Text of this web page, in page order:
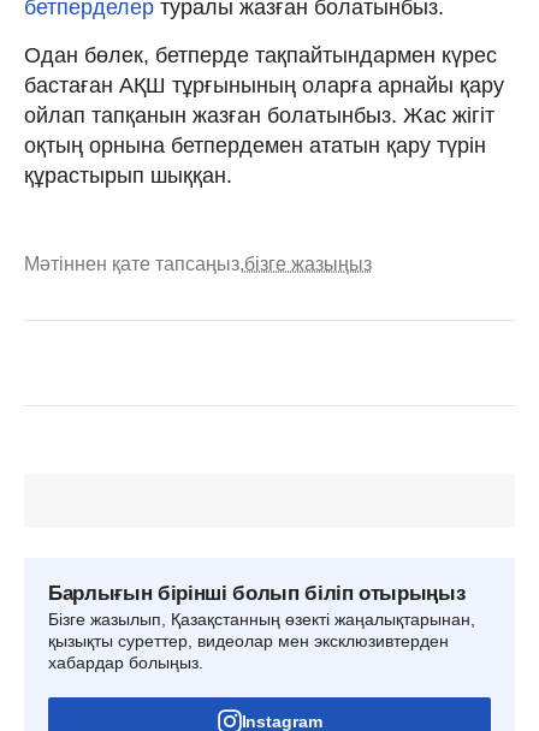
бетперделер туралы жазған болатынбыз.
Одан бөлек, бетперде тақпайтындармен күрес
бастаған АҚШ тұрғынының оларға арнайы қару
ойлап тапқанын жазған болатынбыз. Жас жігіт
оқтың орнына бетпердемен ататын қару түрін
құрастырып шыққан.
Мәтіннен қате тапсаңыз,бізге жазыңыз
Барлығын бірінші болып біліп отырыңыз
Бізге жазылып, Қазақстанның өзекті жаңалықтарынан,
қызықты суреттер, видеолар мен эксклюзивтерден
хабардар болыңыз.
Instagram